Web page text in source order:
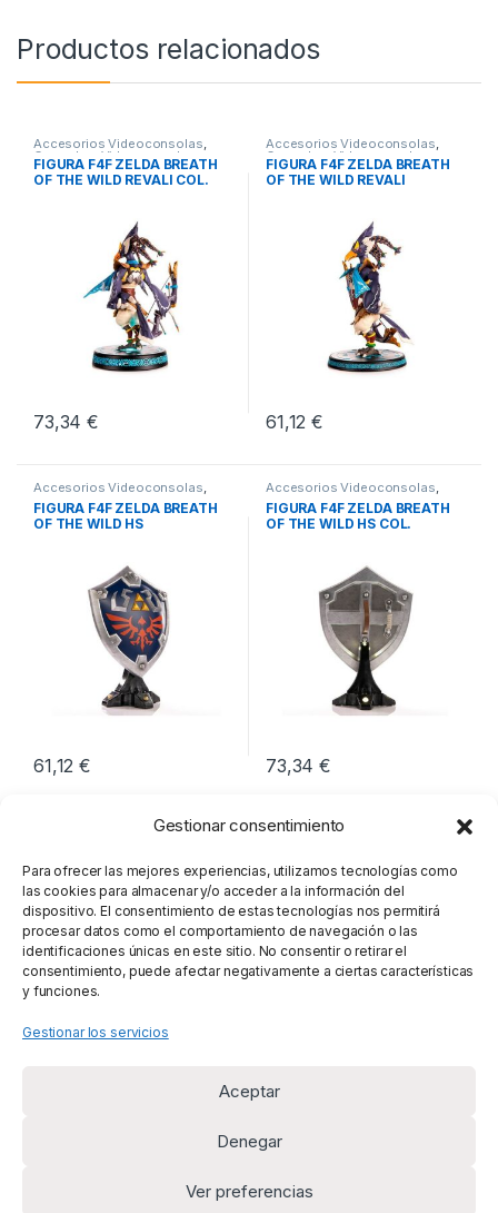
Gestionar consentimiento
Para ofrecer las mejores experiencias, utilizamos tecnologías como
las cookies para almacenar y/o acceder a la información del
dispositivo. El consentimiento de estas tecnologías nos permitirá
procesar datos como el comportamiento de navegación o las
identificaciones únicas en este sitio. No consentir o retirar el
consentimiento, puede afectar negativamente a ciertas características
y funciones.
Gestionar los servicios
Aceptar
Denegar
Ver preferencias
Productos relacionados
Accesorios Videoconsolas,
Consolas,Videoconsolas
FIGURA F4F ZELDA BREATH
OF THE WILD REVALI COL.
73,34€
Accesorios Videoconsolas,
Consolas,Videoconsolas
FIGURA F4F ZELDA BREATH
OF THE WILD REVALI
61,12€
Accesorios Videoconsolas,
Consolas,Videoconsolas
FIGURA F4F ZELDA BREATH
OF THE WILD HS
61,12€
Accesorios Videoconsolas,
Consolas,Videoconsolas
FIGURA F4F ZELDA BREATH
OF THE WILD HS COL.
73,34€
¿Alguna duda? Llámanos